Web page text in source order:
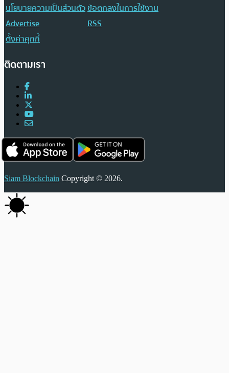
นโยบายความเป็นส่วนตัวข้อตกลงในการใช้งาน
Advertise
RSS
ตั้งค่าคุกกี้
ติดตามเรา
Siam Blockchain Copyright © 2026.